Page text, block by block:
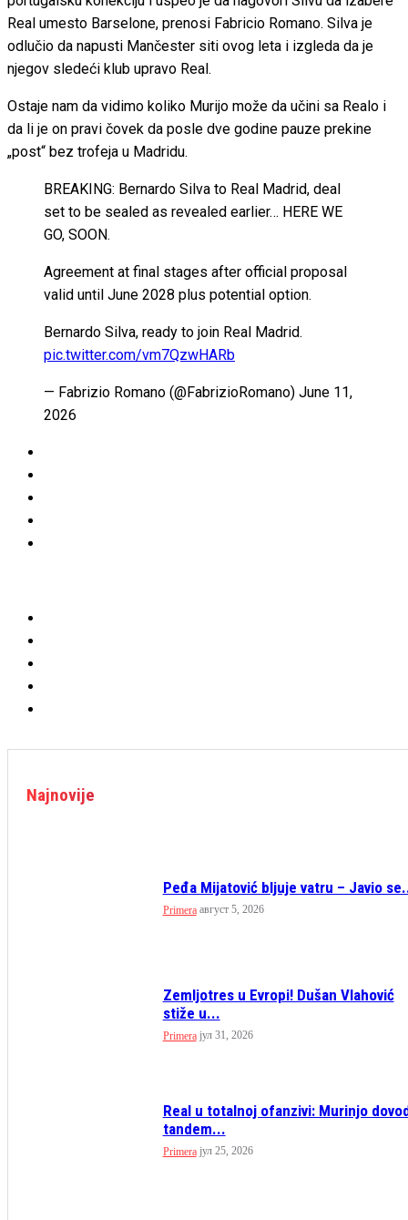
Real umesto Barselone, prenosi Fabricio Romano. Silva je
odlučio da napusti Mančester siti ovog leta i izgleda da je
njegov sledeći klub upravo Real.
Ostaje nam da vidimo koliko Murijo može da učini sa Realo i
da li je on pravi čovek da posle dve godine pauze prekine
„post“ bez trofeja u Madridu.
BREAKING: Bernardo Silva to Real Madrid, deal
set to be sealed as revealed earlier… HERE WE
GO, SOON.
Agreement at final stages after official proposal
valid until June 2028 plus potential option.
Bernardo Silva, ready to join Real Madrid.
pic.twitter.com/vm7QzwHARb
— Fabrizio Romano (@FabrizioRomano) June 11,
2026
Najnovije
Peđa Mijatović bljuje vatru – Javio
Primera август 5, 2026
Zemljotres u Evropi! Dušan Vlahović
stiže u...
Primera јул 31, 2026
Real u totalnoj ofanzivi: Murinjo
tandem...
Primera јул 25, 2026